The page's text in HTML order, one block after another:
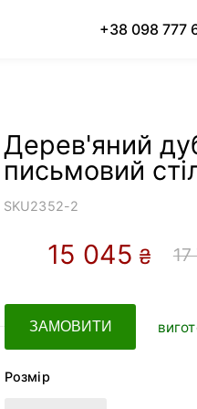
+38 098 777
Дерев'яний
письмовий
SKU2352-2
15 045 ₴
ЗАМОВИТИ
Розмір